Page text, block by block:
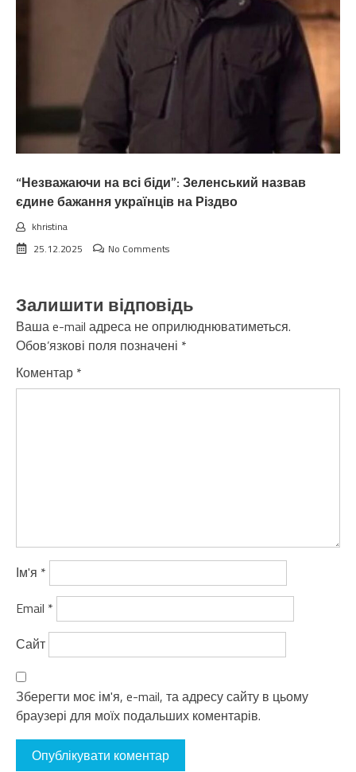
“Незважаючи на всі біди”: Зеленський назвав
єдине бажання українців на Різдво
khristina
25.12.2025
No Comments
Залишити відповідь
Ваша e-mail адреса не оприлюднюватиметься.
Обов’язкові поля позначені *
Коментар *
Ім'я *
Email *
Сайт
Зберегти моє ім'я, e-mail, та адресу сайту в цьому
браузері для моїх подальших коментарів.